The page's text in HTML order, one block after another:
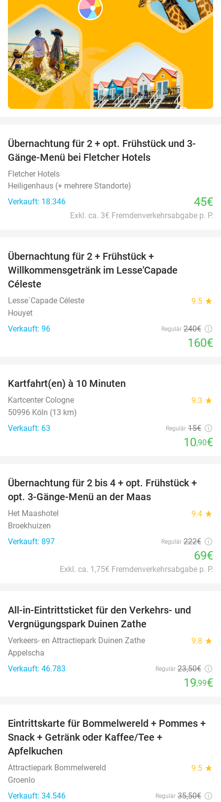
Übernachtung für 2 + opt. Frühstück und 3-
Gänge-Menü bei Fletcher Hotels
Fletcher Hotels
Heiligenhaus (+ mehrere Standorte)
Verkauft: 18.346
45€
Exkl. ca. 3€ Fremdenverkehrsabgabe p. P.
Übernachtung für 2 + Frühstück +
Willkommensgetränk im Lesse'Capade
Céleste
Lesse´Capade Céleste 9.5 star
Houyet
Verkauft: 96
Regulär 240€
160€
Kartfahrt(en) à 10 Minuten
Kartcenter Cologne 9.3 star
50996 Köln (13 km)
Verkauft: 63
Regulär 15€
10,90€
69%
Übernachtung für 2 bis 4 + opt. Frühstück +
opt. 3-Gänge-Menü an der Maas
Het Maashotel 9.4 star
Broekhuizen
Verkauft: 897
Regulär 222€
69€
Exkl. ca. 1,75€ Fremdenverkehrsabgabe p. P.
All-in-Eintrittsticket für den Verkehrs- und
Vergnügungspark Duinen Zathe
Verkeers- en Attractiepark Duinen Zathe 9.8 star
Appelscha
Verkauft: 46.783
Regulär 23,50€
19,99€
23%
Eintrittskarte für Bommelwereld + Pommes +
Snack + Getränk oder Kaffee/Tee +
Apfelkuchen
Attractiepark Bommelwereld 9.5 star
Groenlo
Verkauft: 34.546
Regulär 35,50€